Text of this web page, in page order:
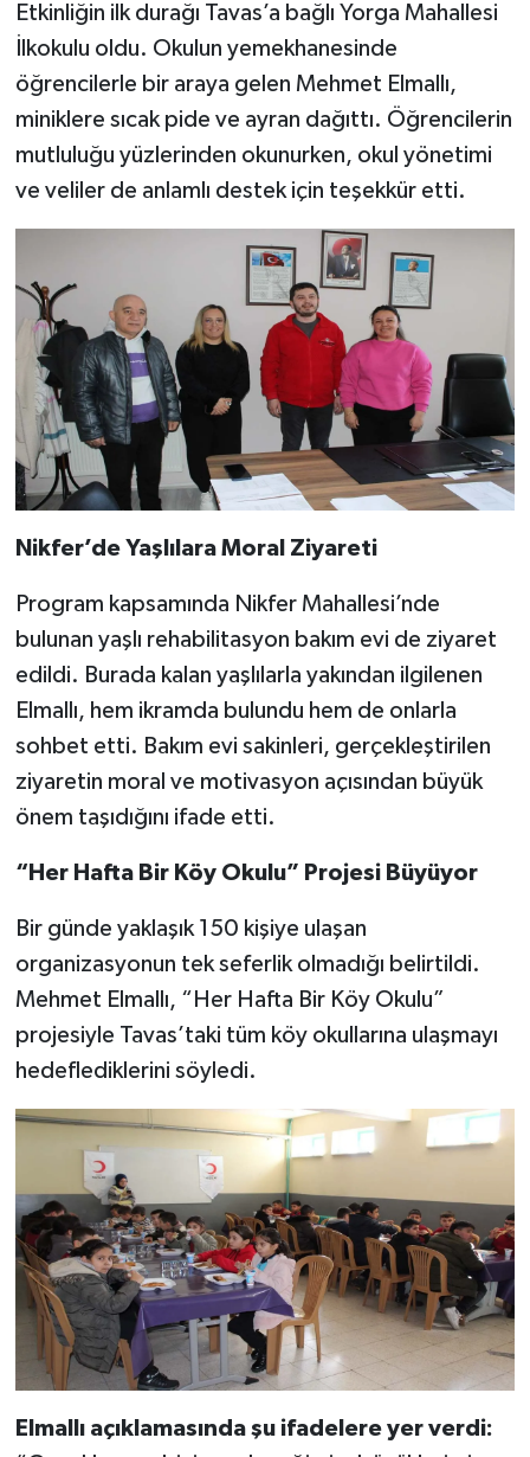
Etkinliğin ilk durağı Tavas’a bağlı Yorga Mahallesi
İlkokulu oldu. Okulun yemekhanesinde
öğrencilerle bir araya gelen Mehmet Elmallı,
miniklere sıcak pide ve ayran dağıttı. Öğrencilerin
mutluluğu yüzlerinden okunurken, okul yönetimi
ve veliler de anlamlı destek için teşekkür etti.
Nikfer’de Yaşlılara Moral Ziyareti
Program kapsamında Nikfer Mahallesi’nde
bulunan yaşlı rehabilitasyon bakım evi de ziyaret
edildi. Burada kalan yaşlılarla yakından ilgilenen
Elmallı, hem ikramda bulundu hem de onlarla
sohbet etti. Bakım evi sakinleri, gerçekleştirilen
ziyaretin moral ve motivasyon açısından büyük
önem taşıdığını ifade etti.
“Her Hafta Bir Köy Okulu” Projesi Büyüyor
Bir günde yaklaşık 150 kişiye ulaşan
organizasyonun tek seferlik olmadığı belirtildi.
Mehmet Elmallı, “Her Hafta Bir Köy Okulu”
projesiyle Tavas’taki tüm köy okullarına ulaşmayı
hedeflediklerini söyledi.
Elmallı açıklamasında şu ifadelere yer verdi: